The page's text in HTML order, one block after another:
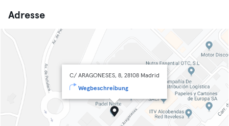
Adresse
C/ ARAGONESES, 8, 28108 Madrid
Wegbeschreibung